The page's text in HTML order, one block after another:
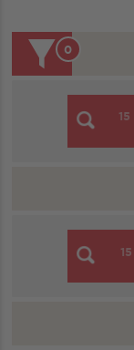
0
15
15